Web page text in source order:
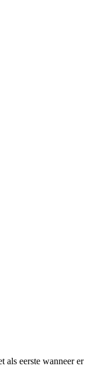
als eerste wanneer er